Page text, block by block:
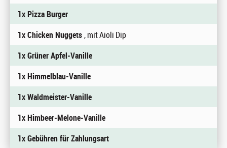
1x Pizza Burger
1x Chicken Nuggets, mit Aioli Dip
1x Grüner Apfel-Vanille
1x Himmelblau-Vanille
1x Waldmeister-Vanille
1x Himbeer-Melone-Vanille
1x Gebühren für Zahlungsart